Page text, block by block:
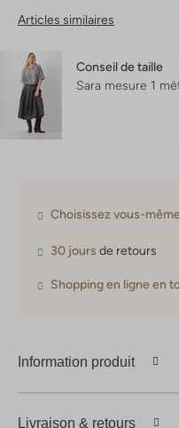
Articles similaires
Conseil de taille
Sara mesure 1
Choisissez vous-
30 jours de retours
Shopping en ligne en
Information produit
Livraison & retours